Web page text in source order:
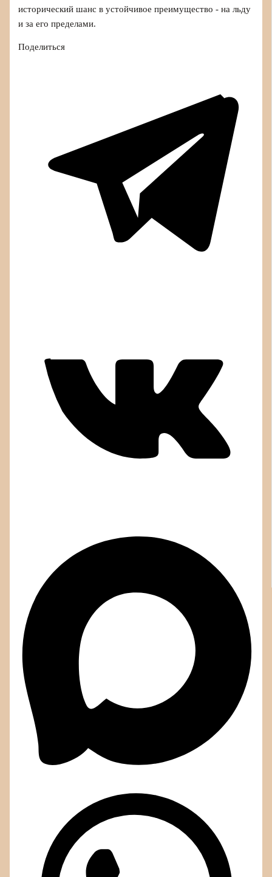
исторический шанс в устойчивое преимущество - на льду
и за его пределами.
Поделиться